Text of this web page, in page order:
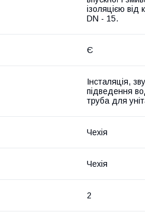
ізоляцією
DN - 15.
Є
Інсталяція,
підведення
труба для
Чехія
Чехія
2